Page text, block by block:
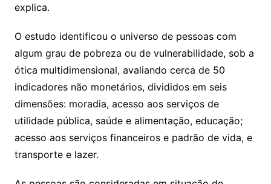
explica.
O estudo identificou o universo de pessoas com
algum grau de pobreza ou de vulnerabilidade, sob a
ótica multidimensional, avaliando cerca de 50
indicadores não monetários, divididos em seis
dimensões: moradia, acesso aos serviços de
utilidade pública, saúde e alimentação, educação;
acesso aos serviços financeiros e padrão de vida, e
transporte e lazer.